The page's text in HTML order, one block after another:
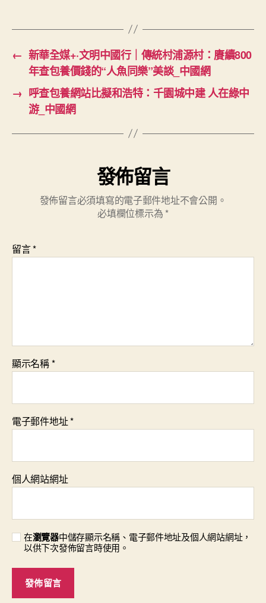
← 新華全媒+·文明中國行｜傳統村浦源村：賡續800
年查包養價錢的“人魚同樂”美談_中國網
→ 呼查包養網站比擬和浩特：千園城中建 人在綠中
游_中國網
發佈留言
發佈留言必須填寫的電子郵件地址不會公開。
必填欄位標示為 *
留言*
顯示名稱*
電子郵件地址*
個人網站網址
在瀏覽器中儲存顯示名稱、電子郵件地址及個人網站網址，
以供下次發佈留言時使用。